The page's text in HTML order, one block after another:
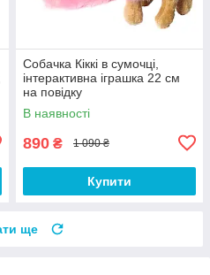
Собачка Кіккі в сумочці,
інтерактивна іграшка 22 см
на повідку
В наявності
890 ₴ 1 090 ₴
Купити
ще